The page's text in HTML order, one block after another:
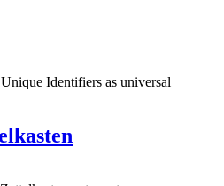
Identifiers as universal